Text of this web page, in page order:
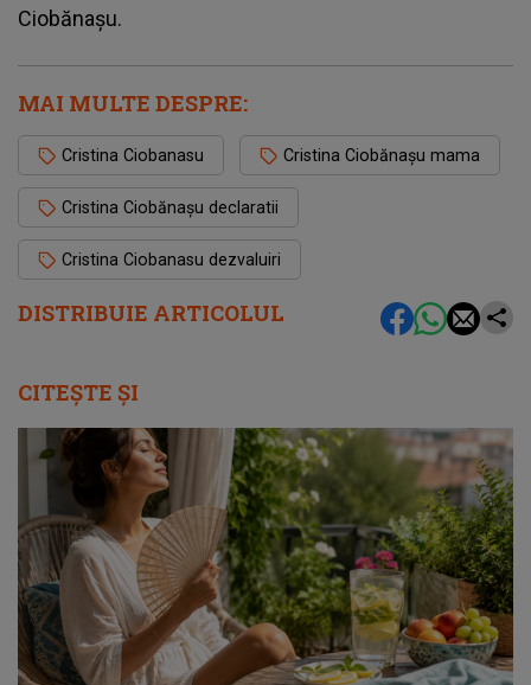
DISTRIBUIE ARTICOLUL
Ciobănaşu.
MAI MULTE DESPRE:
Cristina Ciobanasu Cristina Ciobănașu mama
Cristina Ciobănașu declaratii
Cristina Ciobanasu dezvaluiri
CITEȘTE ȘI